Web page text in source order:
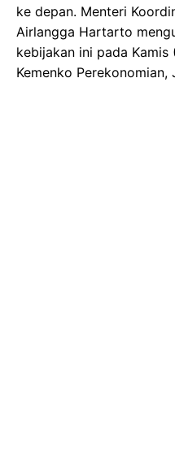
ke depan. Menteri
Airlangga Hartarto
kebijakan ini pada
Kemenko Perekonomian,